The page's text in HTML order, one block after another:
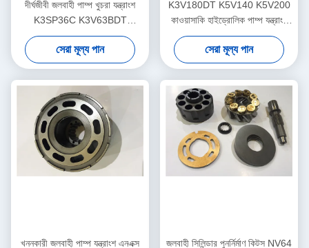
দীর্ঘজীবী জলবাহী পাম্প খুচরা যন্ত্রাংশ
K3SP36C K3V63BDT
K3V140DT উচ্চ দক্ষতা
সেরা মূল্য পান
K3V180DT K5V140 K5V200
কাওয়াসাকি হাইড্রোলিক পাম্প যন্ত্রাংশ
দীর্ঘ জীবন টেকসই
সেরা মূল্য পান
খননকারী জলবাহী পাম্প যন্ত্রাংশ এনএক্স জলবাহী সিলিন্ডার পুনর্নির্মাণ কিটস NV64